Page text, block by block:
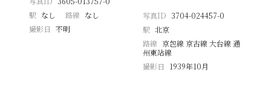
駅 なし 路線 なし
撮影日
不明
写真ID 3704-024457-0
駅 北京
路線 京包線 京古線 大台線 通
州東站線
撮影日
1939年10月